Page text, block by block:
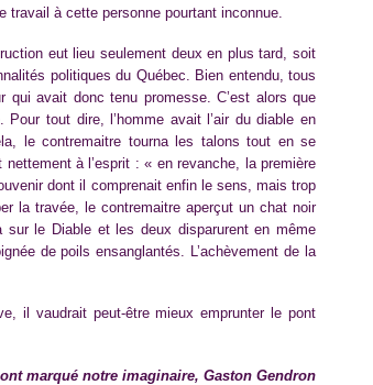
à cette personne pourtant inconnue.
eut lieu seulement deux en plus tard, soit
politiques du Québec. Bien entendu, tous
avait donc tenu promesse. C’est alors que
tout dire, l’homme avait l’air du diable en
le contremaitre tourna les talons tout en se
à l’esprit : « en revanche, la première
dont il comprenait enfin le sens, mais trop
la travée, le contremaitre aperçut un chat noir
le Diable et les deux disparurent en même
de poils ensanglantés. L’achèvement de la
il vaudrait peut-être mieux emprunter le pont
marqué notre imaginaire, Gaston Gendron